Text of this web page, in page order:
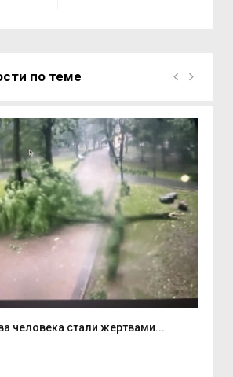
по теме
человека стали жертвами...